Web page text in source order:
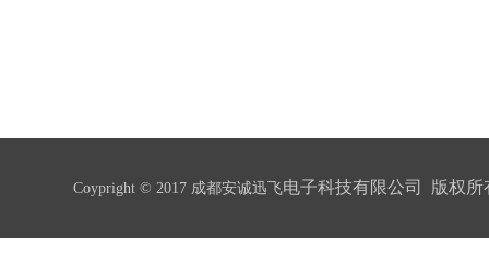
Coypright © 2017 成都安诚迅飞电子科技有限公司 版权所